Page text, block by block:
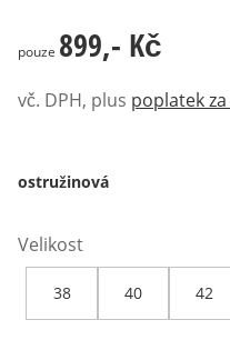
899,- Kč
pouze 899,- Kč
vč. DPH, plus poplatek
ostružinová
Velikost
38 40 42